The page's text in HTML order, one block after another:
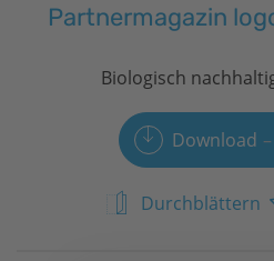
Partnermagazin
Biologisch
Download
Durchblättern